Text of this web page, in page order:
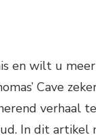
en wilt u
Cave
verhaal
In dit artikel